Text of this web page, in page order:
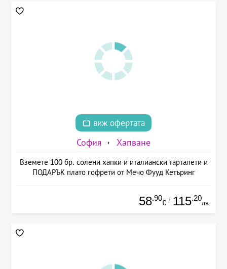
виж офертата
София Хапване
Вземете 100 бр. солени хапки и италиански тарталети и
ПОДАРЪК плато гофрети от Мечо Фууд Кетъринг
58.90
€ / 115.20
лв.